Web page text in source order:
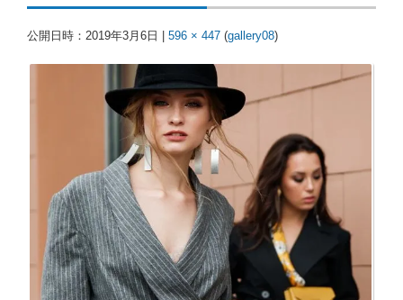
公開日時： 2019年3月6日 596 × 447 (gallery08)